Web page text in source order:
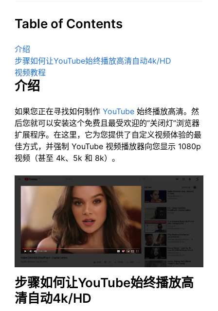
Table of Contents
介绍
步骤如何让YouTube始终播放高清自动4k/HD
视频教程
介绍
如果您正在寻找如何制作 YouTube 始终播放高清。然
后您就可以安装这个免费且最受欢迎的“关闭灯”浏览器
扩展程序。在这里，它为您提供了自定义视频体验的最
佳方式，并强制 YouTube 视频播放器向您显示 1080p
视频（甚至 4k、5k 和 8k）。
步骤如何让YouTube始终播放高
清自动4k/HD